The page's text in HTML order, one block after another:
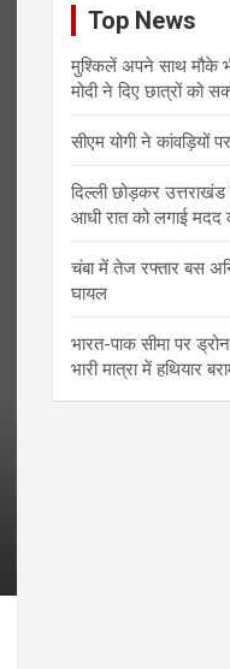
Top News
मुश्किलें अपने साथ मौके
मोदी ने दिए छात्रों को
सीएम योगी ने कांवड़ियों
दिल्ली छोड़कर
आधी रात को लगाई मदद
चंबा में तेज रफ्तार बस
घायल
भारत-पाक सीमा पर
भारी मात्रा में हथियार